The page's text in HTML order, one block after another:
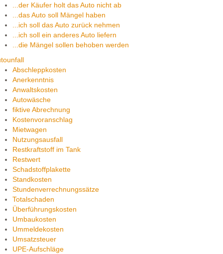
...der Käufer holt das Auto nicht ab
...das Auto soll Mängel haben
...ich soll das Auto zurück nehmen
...ich soll ein anderes Auto liefern
...die Mängel sollen behoben werden
Abschleppkosten
Anerkenntnis
Anwaltskosten
Autowäsche
fiktive Abrechnung
Kostenvoranschlag
Mietwagen
Nutzungsausfall
Restkraftstoff im Tank
Restwert
Schadstoffplakette
Standkosten
Stundenverrechnungssätze
Totalschaden
Überführungskosten
Umbaukosten
Ummeldekosten
Umsatzsteuer
UPE-Aufschläge